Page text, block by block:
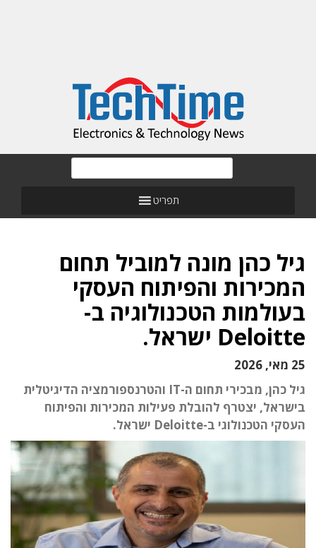
תפריט
גיל כהן מונה למוביל תחום
המכירות והפיתוח העסקי
בעולמות הטכנולוגיה ב-
Deloitte ישראל.
25 מאי, 2026
גיל כהן, מבכירי תחום ה-IT והטרנספורמציה הדיגיטלית
בישראל, יצטרף להובלת פעילות המכירות והפיתוח
העסקי הטכנולוגי ב-Deloitte ישראל.